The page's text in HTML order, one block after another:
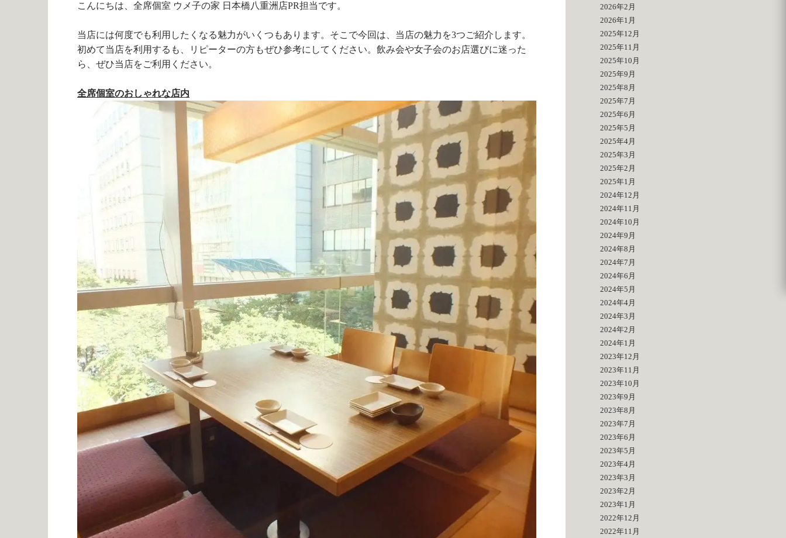
こんにちは、全席個室 ウメ子の家 日本橋八重洲店PR担当です。
当店には何度でも利用したくなる魅力がいくつもあります。そこで今回は、当店の魅力を3つご紹介します。
初めて当店を利用するも、リピーターの方もぜひ参考にしてください。飲み会や女子会のお店選びに迷った
ら、ぜひ当店をご利用ください。
全席個室のおしゃれな店内
2026年2月
2026年1月
2025年12月
2025年11月
2025年10月
2025年9月
2025年8月
2025年7月
2025年6月
2025年5月
2025年4月
2025年3月
2025年2月
2025年1月
2024年12月
2024年11月
2024年10月
2024年9月
2024年8月
2024年7月
2024年6月
2024年5月
2024年4月
2024年3月
2024年2月
2024年1月
2023年12月
2023年11月
2023年10月
2023年9月
2023年8月
2023年7月
2023年6月
2023年5月
2023年4月
2023年3月
2023年2月
2023年1月
2022年12月
2022年11月